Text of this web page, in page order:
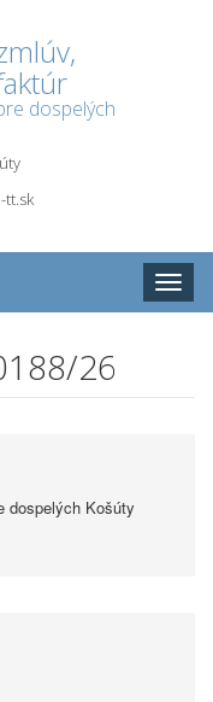
dospelých
tt.sk
Toggle
26
dospelých Košúty